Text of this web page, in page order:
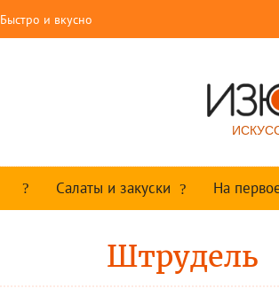
Быстро и вкусно
Салаты и закуски На
Штрудель